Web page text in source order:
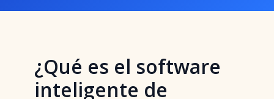
¿Qué es el software
inteligente de